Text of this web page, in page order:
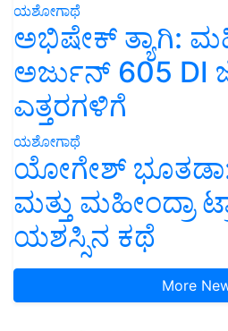
ಯಶೋಗಾಥೆ
ಅಭಿಷೇಕ್ ತ್ಯಾಗಿ:
ಅರ್ಜುನ್ 605 DI
ಎತ್ತರಗಳಿಗೆ
ಯಶೋಗಾಥೆ
ಯೋಗೇಶ್
ಮತ್ತು ಮಹೀಂದ್ರಾ
ಯಶಸ್ಸಿನ ಕಥೆ
More